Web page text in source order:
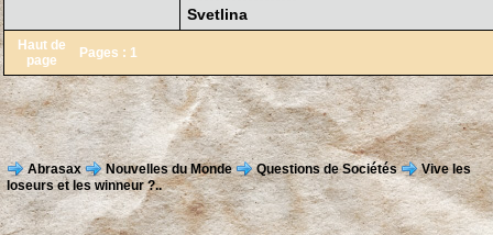
Svetlina
Haut de
page
Pages : 1
Abrasax Nouvelles du Monde Questions de Sociétés
Vive les
loseurs et les winneur ?..